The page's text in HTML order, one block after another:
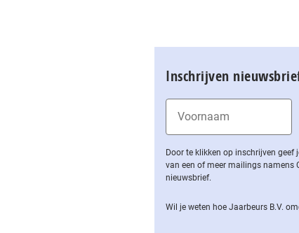
Inschrijven
Door te klikken op inschrijven geef
van een of meer mailings namens
nieuwsbrief.
Wil je weten hoe Jaarbeurs B.V.